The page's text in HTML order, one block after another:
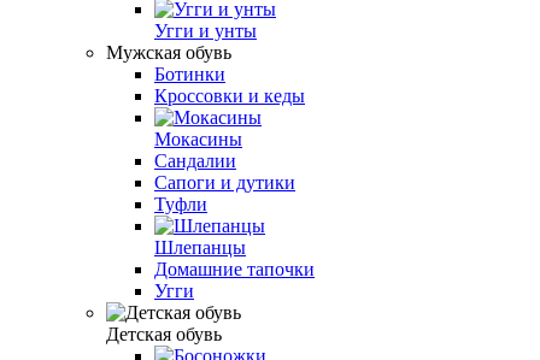
Угги и унты
Мужская обувь
Ботинки
Кроссовки и кеды
Мокасины
Сандалии
Сапоги и дутики
Туфли
Шлепанцы
Домашние тапочки
Угги
Детская обувь